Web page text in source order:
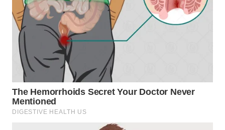
WN
BEKASI
BOGOR
WN
DEPOK